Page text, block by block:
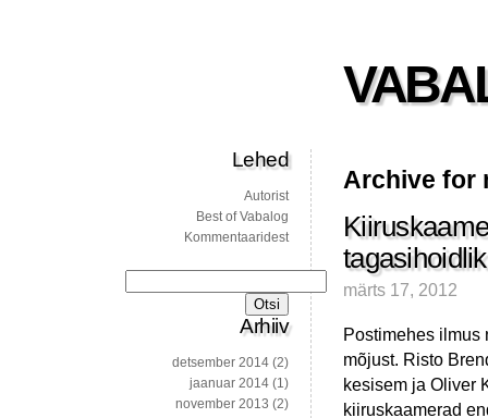
Archive for
märts 17, 2012
Postimehes ilmus
mõjust. Risto
kesisem ja Oliver
kiiruskaamerad
Lehed
Autorist
Best of Vabalog
Kommentaaridest
Arhiiv
detsember 2014 (2)
jaanuar 2014 (1)
november 2013 (2)